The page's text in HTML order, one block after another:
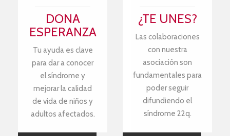
DONA
ESPERANZA
Tu ayuda es clave
para dar a conocer
el síndrome y
mejorar la calidad
de vida de niños y
adultos afectados.
¿TE UNES?
Las colaboraciones
con nuestra
asociación son
fundamentales para
poder seguir
difundiendo el
síndrome 22q.